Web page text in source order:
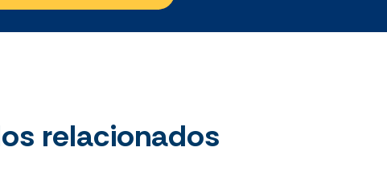
relacionados